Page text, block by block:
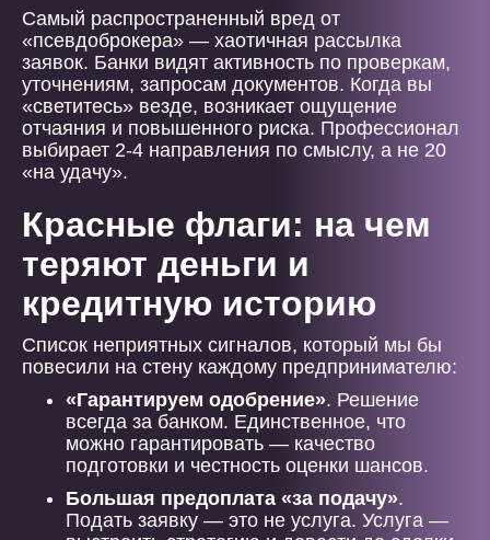
Самый распространенный вред от
«псевдоброкера» — хаотичная рассылка
заявок. Банки видят активность по проверкам,
уточнениям, запросам документов. Когда вы
«светитесь» везде, возникает ощущение
отчаяния и повышенного риска. Профессионал
выбирает 2-4 направления по смыслу, а не 20
«на удачу».
Красные флаги: на чем
теряют деньги и
кредитную историю
Список неприятных сигналов, который мы бы
повесили на стену каждому предпринимателю:
«Гарантируем одобрение». Решение
всегда за банком. Единственное, что
можно гарантировать — качество
подготовки и честность оценки шансов.
Большая предоплата «за подачу».
Подать заявку — это не услуга. Услуга —